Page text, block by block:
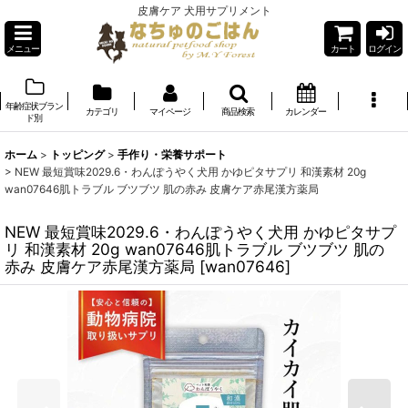
皮膚ケア 犬用サプリメント
メニュー カート ログイン
年齢症状ブラン
ド別
カテゴリ マイページ 商品検索 カレンダー
ホーム > トッピング > 手作り・栄養サポート
> NEW 最短賞味2029.6・わんぽうやく犬用 かゆピタサプリ 和漢素材 20g
wan07646肌トラブル ブツブツ 肌の赤み 皮膚ケア赤尾漢方薬局
NEW 最短賞味2029.6・わんぽうやく犬用 かゆピタサプ
リ 和漢素材 20g wan07646肌トラブル ブツブツ 肌の
赤み 皮膚ケア赤尾漢方薬局 [wan07646]